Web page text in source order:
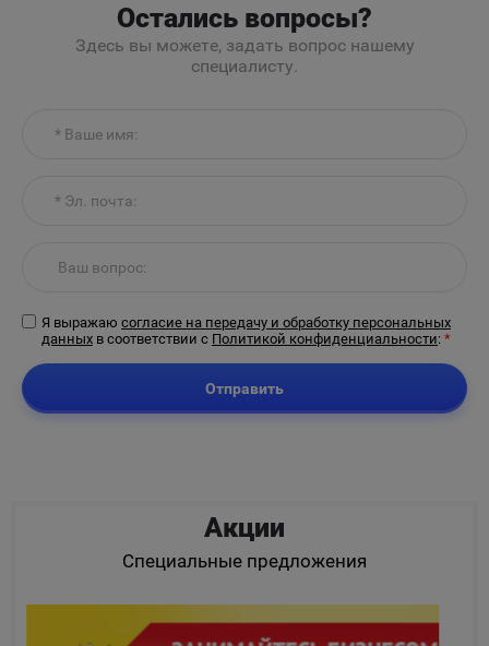
Остались вопросы?
Здесь вы можете, задать вопрос нашему
специалисту.
Я выражаю согласие на передачу и обработку персональных
данных в соответствии с Политикой конфиденциальности: *
Отправить
Акции
Специальные предложения